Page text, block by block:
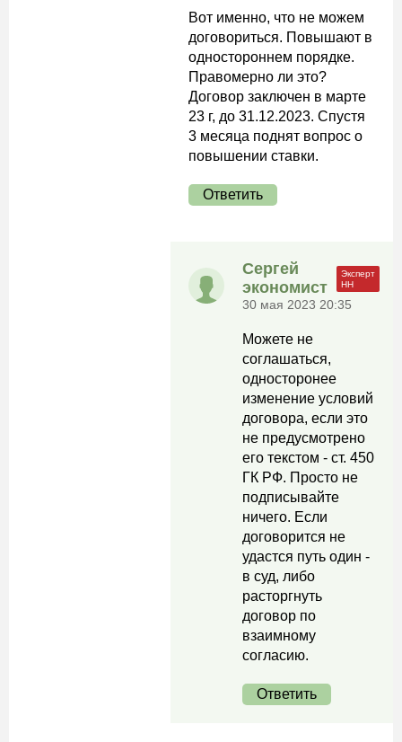
Вот именно, что не можем
договориться. Повышают в
одностороннем порядке.
Правомерно ли это?
Договор заключен в марте
23 г, до 31.12.2023. Спустя
3 месяца поднят вопрос о
повышении ставки.
Ответить
Сергей
экономист
30 мая 2023 20:35
Можете не
соглашаться,
односторонее
изменение условий
договора, если это
не предусмотрено
его текстом - ст. 450
ГК РФ. Просто не
подписывайте
ничего. Если
договорится не
удастся путь один -
в суд, либо
расторгнуть
договор по
взаимному
согласию.
Ответить